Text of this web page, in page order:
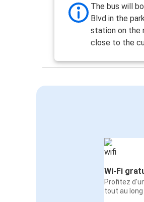
The bus will
Blvd in the
station on the
close to the
Wi-Fi
Profitez
tout au